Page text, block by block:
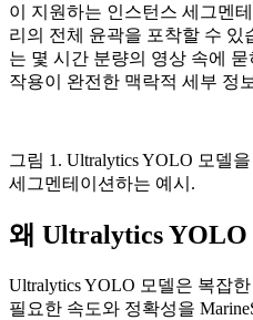
이 지원하는 인스턴스 세그멘
리의 전체 윤곽을 포착할 수 있
는 몇 시간 분량의 영상 속에
작용이 완전한 맥락적 세부 정
그림 1. Ultralytics YOLO 모델
세그멘테이션하는 예시.
왜 Ultralytics YOLO
Ultralytics YOLO 모델은 복잡
필요한 속도와 정확성을